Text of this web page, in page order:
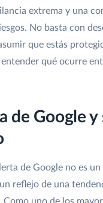
extrema y una
No basta con
que estás
qué ocurre
de Google y
de Google no es
reflejo de una